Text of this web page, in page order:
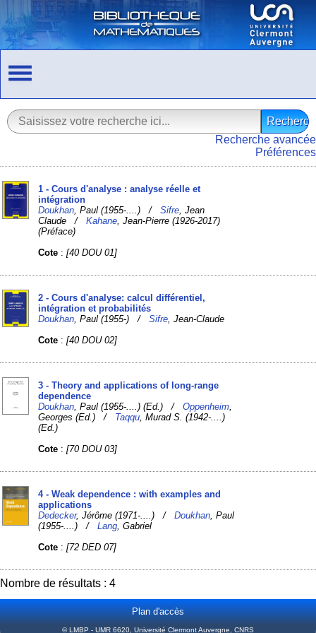
Recherche avancée
Préférences
1 - Cours d'analyse : analyse réelle et
intégration
Doukhan , Paul (1955-....) /Sifre , Jean
Claude /Kahane , Jean-Pierre (1926-2017)
(Préface)
Cote :[40 DOU 01]
2 - Cours d'analyse: calcul différentiel,
intégration et probabilités
Doukhan , Paul (1955-) /Sifre , Jean-Claude
Cote :[40 DOU 02]
3 - Theory and applications of long-range
dependence
Doukhan , Paul (1955-....) (Ed.) /Oppenheim
Georges (Ed.) / Taqqu , Murad S. (1942-....)
(Ed.)
Cote :[70 DOU 03]
4 - Weak dependence : with examples and
applications
Dedecker, Jérôme (1971-....) /Doukhan , Paul
(1955-....) /Lang , Gabriel
Cote :[72 DED 07]
Nombre de résultats : 4
Plan d'accès
© LMBP - UMR 6620, Université Clermont Auvergne, CNRS